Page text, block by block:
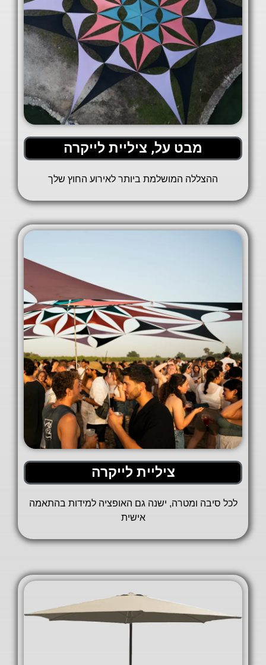
מבט על, ציליית לייקרה
ההצללה המושלמת ביותר לאירוע החוץ שלך
ציליית לייקרה
לכל סיבה ומטרה, ישנה גם האופציה למידות בהתאמה
אישית